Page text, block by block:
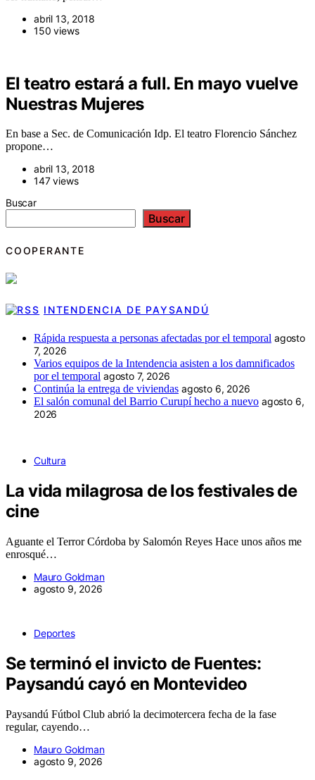
abril 13, 2018
150 views
El teatro estará a full. En mayo vuelve
Nuestras Mujeres
En base a Sec. de Comunicación Idp. El teatro Florencio Sánchez
propone…
abril 13, 2018
147 views
Buscar
Buscar
COOPERANTE
INTENDENCIA DE PAYSANDÚ
Rápida respuesta a personas afectadas por el temporal agosto
7, 2026
Varios equipos de la Intendencia asisten a los damnificados
por el temporal agosto 7, 2026
Continúa la entrega de viviendas agosto 6, 2026
El salón comunal del Barrio Curupí hecho a nuevo agosto 6,
2026
Cultura
La vida milagrosa de los festivales de
cine
Aguante el Terror Córdoba by Salomón Reyes Hace unos años me
enrosqué…
Mauro Goldman
agosto 9, 2026
Deportes
Se terminó el invicto de Fuentes:
Paysandú cayó en Montevideo
Paysandú Fútbol Club abrió la decimotercera fecha de la fase
regular, cayendo…
Mauro Goldman
agosto 9, 2026